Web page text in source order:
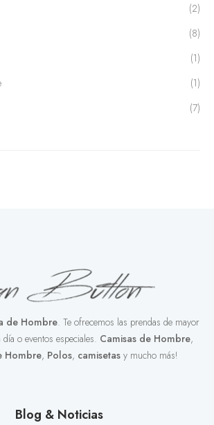
(2)
(8)
(1)
(1)
(7)
de Hombre. Te ofrecemos las prendas de mayor
o eventos especiales. Camisas de Hombre,
Hombre, Polos, camisetas y mucho más!
Blog & Noticias